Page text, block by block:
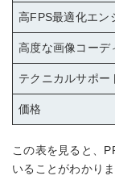
高FPS最適化エン
高度な画像コーデ
テクニカルサポー
価格
この表を見ると、
いることがわかりま